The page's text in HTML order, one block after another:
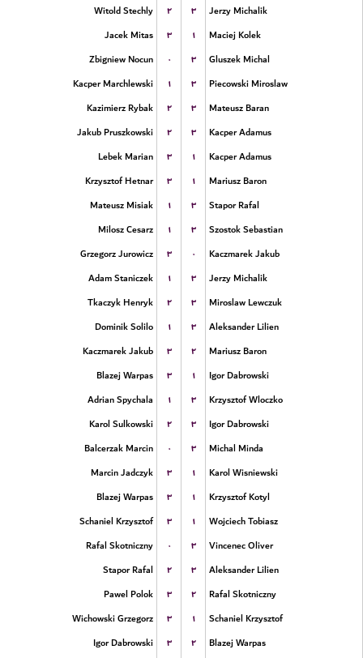
Witold Stechly
۲ ۳
Jerzy Michalik
Jacek Mitas
۳ ۱
Maciej Kolek
Zbigniew Nocun
۰ ۳
Gluszek Michal
Kacper Marchlewski
۱ ۳
Piecowski Miroslaw
Kazimierz Rybak
۲ ۳
Mateusz Baran
Jakub Pruszkowski
۲ ۳
Kacper Adamus
Lebek Marian
۳ ۱
Kacper Adamus
Krzysztof Hetnar
۳ ۱
Mariusz Baron
Mateusz Misiak
۱ ۳
Stapor Rafal
Milosz Cesarz
۱ ۳
Szostok Sebastian
Grzegorz Jurowicz
۳ ۰
Kaczmarek Jakub
Adam Staniczek
۱ ۳
Jerzy Michalik
Tkaczyk Henryk
۲ ۳
Miroslaw Lewczuk
Dominik Solilo
۱ ۳
Aleksander Lilien
Kaczmarek Jakub
۳ ۲
Mariusz Baron
Blazej Warpas
۳ ۱
Igor Dabrowski
Adrian Spychala
۱ ۳
Krzysztof Wloczko
Karol Sulkowski
۲ ۳
Igor Dabrowski
Balcerzak Marcin
۰ ۳
Michal Minda
Marcin Jadczyk
۳ ۱
Karol Wisniewski
Blazej Warpas
۳ ۱
Krzysztof Kotyl
Schaniel Krzysztof
۳ ۱
Wojciech Tobiasz
Rafal Skotniczny
۰ ۳
Vincenec Oliver
Stapor Rafal
۲ ۳
Aleksander Lilien
Pawel Polok
۳ ۲
Rafal Skotniczny
Wichowski Grzegorz
۳ ۱
Schaniel Krzysztof
Igor Dabrowski
۳ ۲
Blazej Warpas